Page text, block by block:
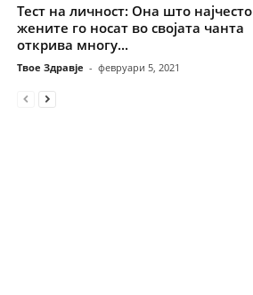
Тест на личност: Она што најчесто
жените го носат во својата чанта
открива многу...
Твое Здравје - февруари 5, 2021